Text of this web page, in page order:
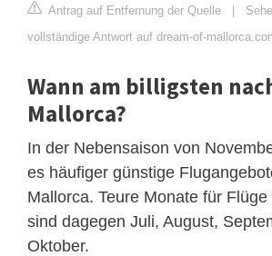
Antrag auf Entfernung der Quelle |
vollständige Antwort auf dream-of-
Wann am billigsten
Mallorca?
In der Nebensaison von
es häufiger günstige
Mallorca. Teure Monate für
sind dagegen Juli, August,
Oktober.